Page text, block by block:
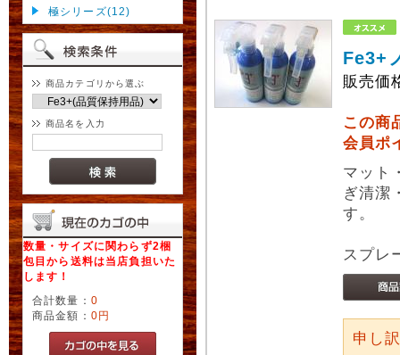
極シリーズ(12)
商品カテゴリから選ぶ
商品名を入力
数量・サイズに関わらず2梱
包目から送料は当店負担いた
します！
合計数量： 0
商品金額： 0円
Fe3+
販売価
この商
会員ポ
マット
ぎ清潔
す。
スプレ
申し